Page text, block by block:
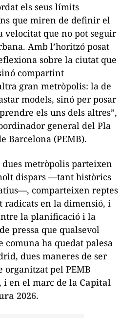
els seus límits
que miren de definir el
velocitat que no pot seguir
Amb l’horitzó posat
sobre la ciutat que
compartint
gran metròpolis: la de
models, sinó per posar
els uns dels altres”,
general del Pla
Barcelona (PEMB).
metròpolis parteixen
dispars —tant històrics
comparteixen reptes
radicats en la dimensió, i
la planificació i la
pressa que qualsevol
comuna ha quedat palesa
dues maneres de ser
organitzat pel PEMB
, i en el marc de la Capital
2026.